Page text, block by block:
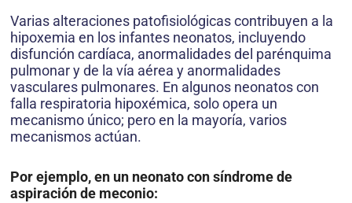
Varias alteraciones patofisiológicas contribuyen a la
hipoxemia en los infantes neonatos, incluyendo
disfunción cardíaca, anormalidades del parénquima
pulmonar y de la vía aérea y anormalidades
vasculares pulmonares. En algunos neonatos con
falla respiratoria hipoxémica, solo opera un
mecanismo único; pero en la mayoría, varios
mecanismos actúan.
Por ejemplo, en un neonato con síndrome de
aspiración de meconio: